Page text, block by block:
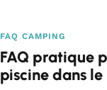
FAQ CAMPING
FAQ pratique
piscine dans